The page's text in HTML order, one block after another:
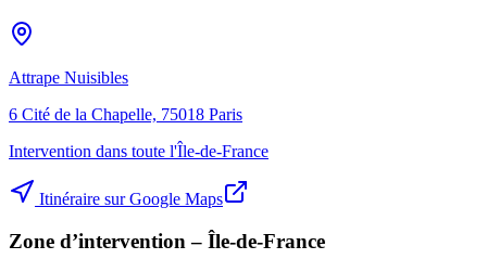
Attrape Nuisibles
6 Cité de la Chapelle, 75018 Paris
Intervention dans toute l'Île-de-France
Itinéraire sur Google Maps
Zone d’intervention – Île-de-France